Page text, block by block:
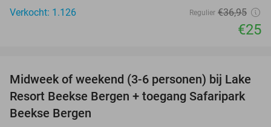
Verkocht: 1.126
Regulier €36,95
€25
53%
Midweek of weekend (3-6 personen) bij Lake
Resort Beekse Bergen + toegang Safaripark
Beekse Bergen